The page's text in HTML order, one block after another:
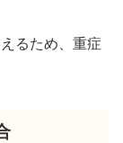
るため、重症